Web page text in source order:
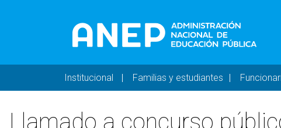
Navegación principal -
Institucional Familias y estudiantes
Llamado a concurso